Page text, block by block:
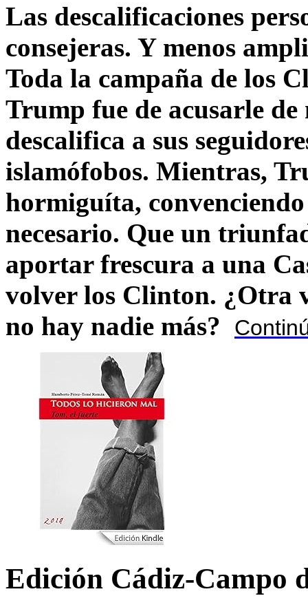
Las descalificaciones
consejeras. Y menos
Toda la campaña de los
Trump fue de acusarle
descalifica a sus
islamófobos. Mientras,
hormiguíta,
necesario. Que un
aportar frescura a una
volver los Clinton. ¿Otra
no hay nadie más?
Edición Cádiz-Campo